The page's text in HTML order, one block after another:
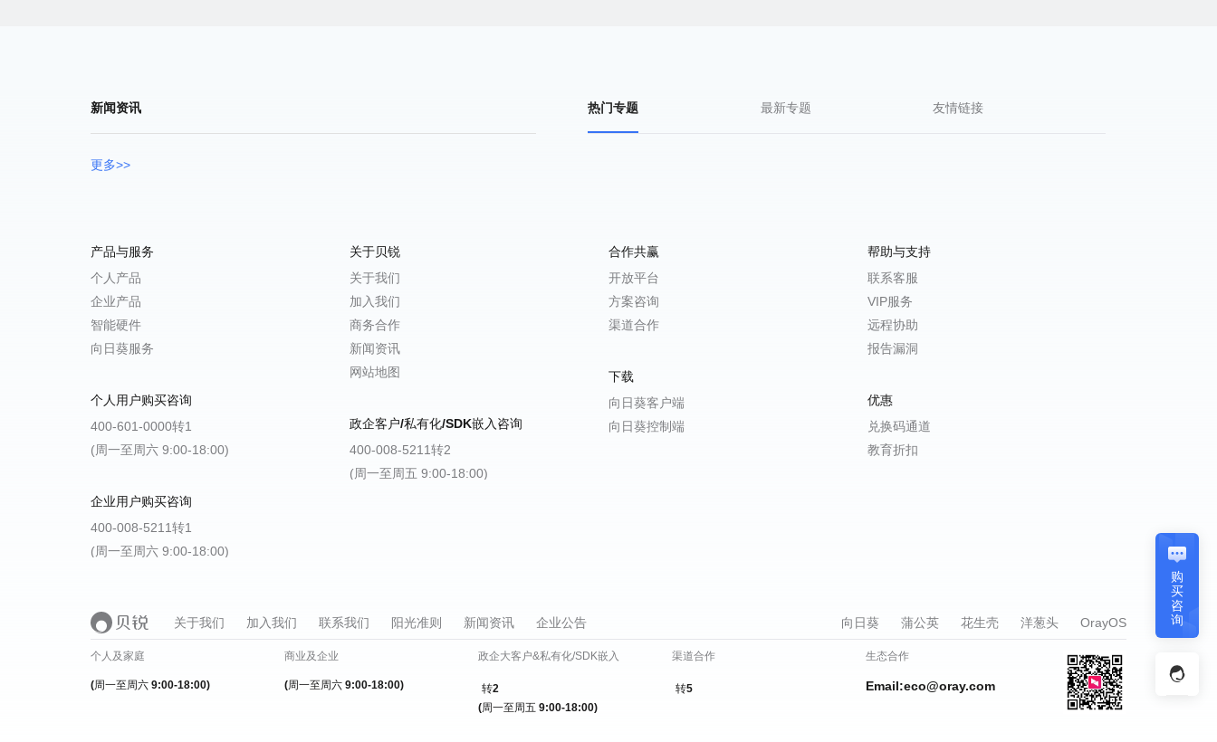
新闻资讯
更多>>
热门专题 最新专题 友情链接
产品与服务
个人产品
企业产品
智能硬件
向日葵服务
个人用户购买咨询
400-601-0000转1
(周一至周六 9:00-18:00)
企业用户购买咨询
400-008-5211转1
(周一至周六 9:00-18:00)
关于贝锐
关于我们
加入我们
商务合作
新闻资讯
网站地图
政企客户/私有化/SDK嵌入咨询
400-008-5211转2
(周一至周五 9:00-18:00)
合作共赢
开放平台
方案咨询
渠道合作
下载
向日葵客户端
向日葵控制端
帮助与支持
联系客服
VIP服务
远程协助
报告漏洞
优惠
兑换码通道
教育折扣
关于我们 加入我们 联系我们 阳光准则 新闻资讯 企业公告 向日葵 蒲公英 花生壳 洋葱头 OrayOS
个人及家庭
(周一至周六 9:00-18:00)
商业及企业
(周一至周六 9:00-18:00)
政企大客户&私有化/SDK嵌入
转2
(周一至周五 9:00-18:00)
渠道合作
转5
生态合作
Email:eco@oray.com
购
买
咨
询